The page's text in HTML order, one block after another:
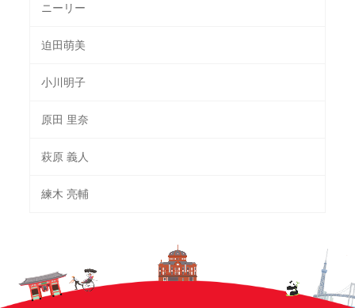
ニーリー
迫田萌美
小川明子
原田 里奈
萩原 義人
練木 亮輔